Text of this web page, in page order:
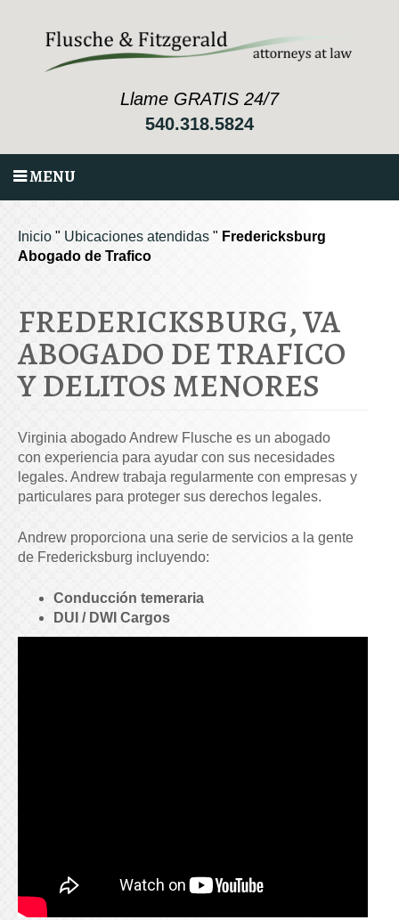
Llame GRATIS 24/7
540.318.5824
MENU
Inicio " Ubicaciones atendidas " Fredericksburg
Abogado de Trafico
FREDERICKSBURG, VA
ABOGADO DE TRAFICO
Y DELITOS MENORES
Virginia abogado Andrew Flusche es un abogado
con experiencia para ayudar con sus necesidades
legales. Andrew trabaja regularmente con empresas y
particulares para proteger sus derechos legales.
Andrew proporciona una serie de servicios a la gente
de Fredericksburg incluyendo:
Conducción temeraria
DUI / DWI Cargos